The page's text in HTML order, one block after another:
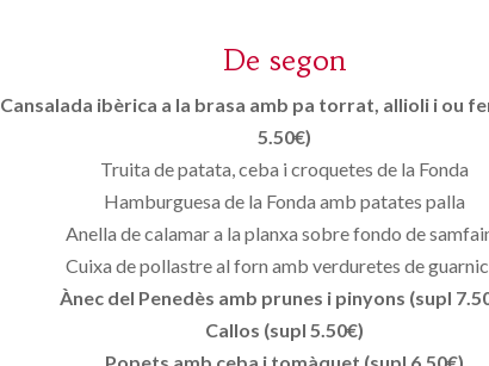
De segon
Cansalada ibèrica a la brasa amb pa torrat, allioli i ou
5.50€)
Truita de patata, ceba i croquetes de la Fonda
Hamburguesa de la Fonda amb patates palla
Anella de calamar a la planxa sobre fondo de
Cuixa de pollastre al forn amb verduretes de
Ànec del Penedès amb prunes i pinyons (supl
Callos (supl 5.50€)